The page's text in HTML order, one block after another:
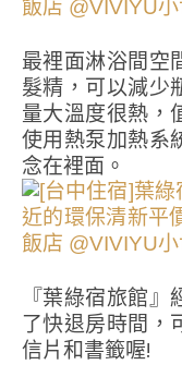
最裡面淋浴間空
髮精，可以減少
量大溫度很熱，
使用熱泵加熱系
念在裡面。
『葉綠宿旅館
了快退房時間，
信片和書籤喔!